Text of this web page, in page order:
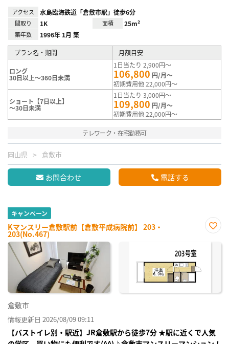
アクセス 水島臨海鉄道「倉敷市駅」徒歩6分
間取り 1K 面積 25m²
築年数 1996年 1月 築
プラン名・期間 月額目安
ロング
30日以上～360日未満
1日当たり 2,900円～
106,800 円/月～
初期費用他 22,000円～
ショート【7日以上】
～30日未満
1日当たり 3,000円～
109,800 円/月～
初期費用他 22,000円～
テレワーク・在宅勤務可
岡山県 倉敷市
お問合わせ 電話する
キャンペーン
Kマンスリー倉敷駅前【倉敷平成病院前】 203・
203(No.467)
に入
倉敷市
情報更新日 2026/08/09 09:11
【バストイレ別・駅近】JR倉敷駅から徒歩7分 ★駅に近くで人気